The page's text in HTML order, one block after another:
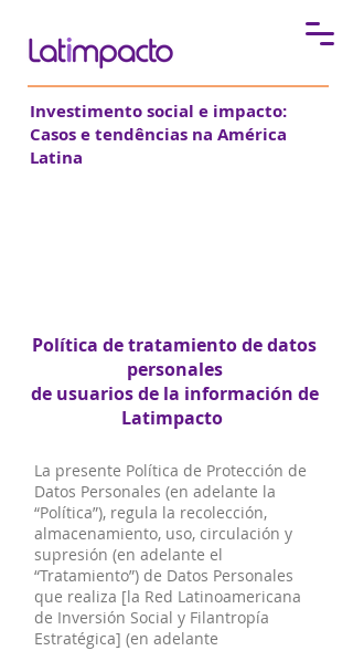
Investimento social e impacto:
Casos e tendências na América
Latina
Política de tratamiento de datos
personales
de usuarios de la información de
Latimpacto
La presente Política de Protección de
Datos Personales (en adelante la
“Política”), regula la recolección,
almacenamiento, uso, circulación y
supresión (en adelante el
“Tratamiento”) de Datos Personales
que realiza [la Red Latinoamericana
de Inversión Social y Filantropía
Estratégica] (en adelante